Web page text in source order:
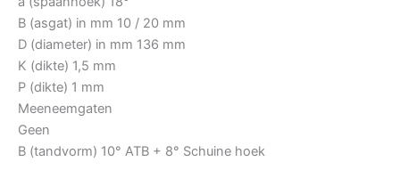
B (asgat) in mm 10 / 20 mm
D (diameter) in mm 136 mm
K (dikte) 1,5 mm
P (dikte) 1 mm
Meeneemgaten
Geen
B (tandvorm) 10° ATB + 8° Schuine hoek